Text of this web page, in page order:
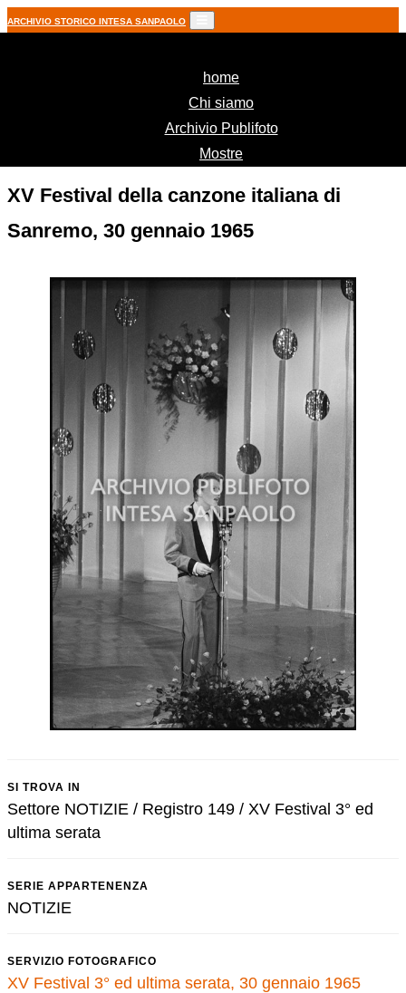
ARCHIVIO STORICO INTESA SANPAOLO
home(current)
Chi siamo
Archivio Publifoto
Mostre
XV Festival della canzone italiana di
Sanremo, 30 gennaio 1965
SI TROVA IN
Settore NOTIZIE / Registro 149 / XV Festival 3° ed
ultima serata
SERIE APPARTENENZA
NOTIZIE
SERVIZIO FOTOGRAFICO
XV Festival 3° ed ultima serata, 30 gennaio 1965